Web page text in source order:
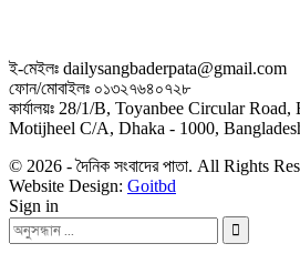
ই-মেইলঃ dailysangbaderpata@gmail.com
ফোন/মোবাইলঃ ০১৩২৭৬৪০৭২৮
কার্যালয়ঃ 28/1/B, Toyanbee Circular
Motijheel C/A, Dhaka - 1000,
© 2026 - দৈনিক সংবাদের পাতা. All Rights
Website Design: Goitbd
Sign in